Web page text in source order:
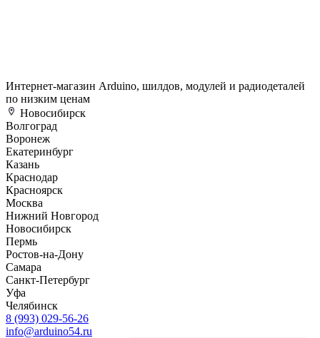
Интернет-магазин Arduino, шилдов, модулей и радиодеталей
по низким ценам
Новосибирск
Волгоград
Воронеж
Екатеринбург
Казань
Краснодар
Красноярск
Москва
Нижний Новгород
Новосибирск
Пермь
Ростов-на-Дону
Самара
Санкт-Петербург
Уфа
Челябинск
8 (993) 029-56-26
info@arduino54.ru